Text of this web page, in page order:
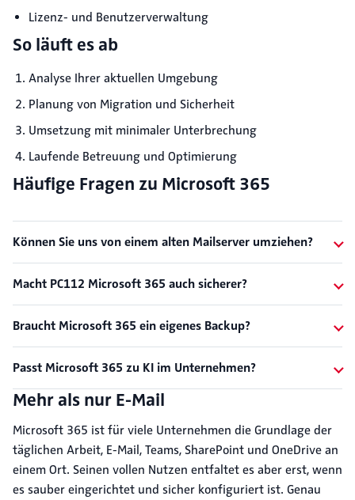
Lizenz- und Benutzerverwaltung
So läuft es ab
Analyse Ihrer aktuellen Umgebung
Planung von Migration und Sicherheit
Umsetzung mit minimaler Unterbrechung
Laufende Betreuung und Optimierung
Häufige Fragen zu Microsoft 365
Können Sie uns von einem alten Mailserver umziehen?
Macht PC112 Microsoft 365 auch sicherer?
Braucht Microsoft 365 ein eigenes Backup?
Passt Microsoft 365 zu KI im Unternehmen?
Mehr als nur E-Mail
Microsoft 365 ist für viele Unternehmen die Grundlage der
täglichen Arbeit, E-Mail, Teams, SharePoint und OneDrive an
einem Ort. Seinen vollen Nutzen entfaltet es aber erst, wenn
es sauber eingerichtet und sicher konfiguriert ist. Genau